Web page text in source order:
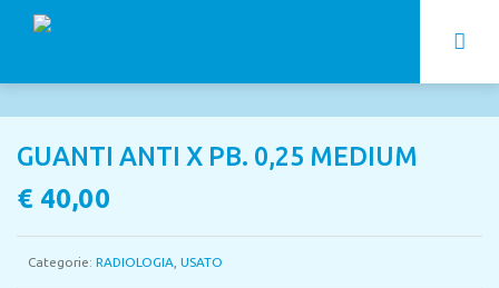
GUANTI ANTI X PB. 0,25 MEDIUM
€ 40,00
Categorie: RADIOLOGIA USATO